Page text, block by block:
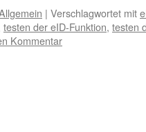
| Verschlagwortet mit
testen der eID-Funktion, testen
Kommentar